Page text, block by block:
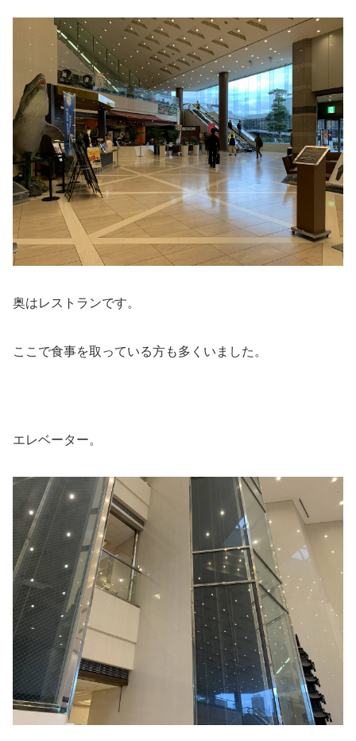
奥はレストランです。
ここで食事を取っている方も多くいました。
エレベーター。